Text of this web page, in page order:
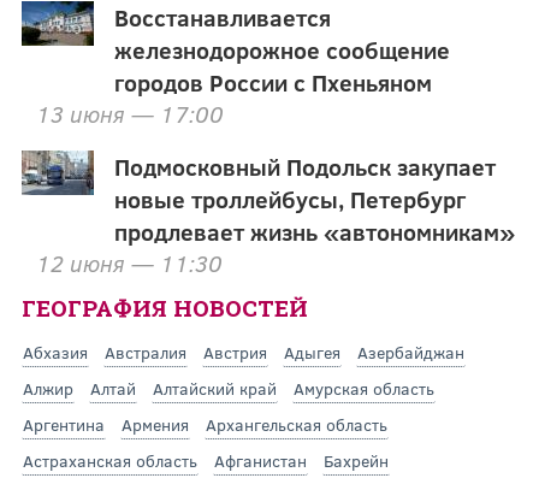
Восстанавливается
железнодорожное сообщение
городов России с Пхеньяном
13 июня — 17:00
Подмосковный Подольск закупает
новые троллейбусы, Петербург
продлевает жизнь «автономникам»
12 июня — 11:30
ГЕОГРАФИЯ НОВОСТЕЙ
Абхазия Австралия Австрия Адыгея
Азербайджан
Алжир
Алтай Алтайский край
Амурская область
Аргентина
Армения
Архангельская область
Астраханская область
Афганистан
Бахрейн